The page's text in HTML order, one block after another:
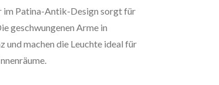
im Patina-Antik-Design sorgt für
geschwungenen Arme in
und machen die Leuchte ideal für